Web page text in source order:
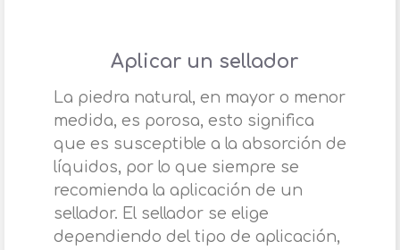
Aplicar un sellador
La piedra natural, en mayor o menor
medida, es porosa, esto significa
que es susceptible a la absorción de
líquidos, por lo que siempre se
recomienda la aplicación de un
sellador. El sellador se elige
dependiendo del tipo de aplicación,